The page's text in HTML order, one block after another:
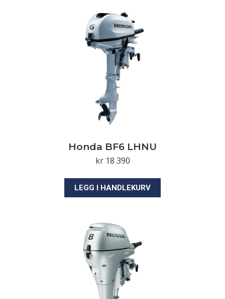
Honda BF6 LHNU
kr18 390
LEGG I HANDLEKURV